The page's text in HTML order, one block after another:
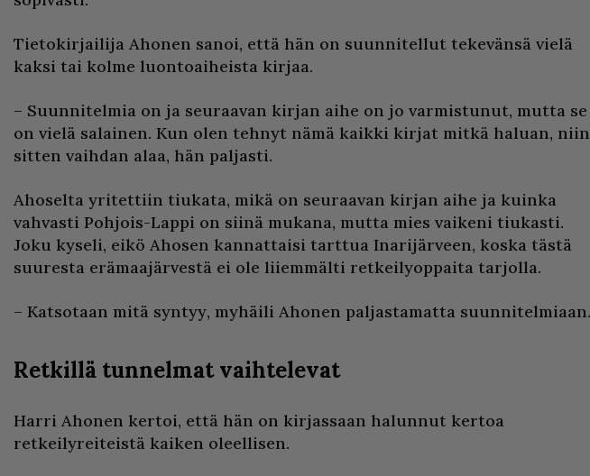
Tietokirjailija Ahonen sanoi, että hän on suunnitellut tekevänsä vielä
kaksi tai kolme luontoaiheista kirjaa.
– Suunnitelmia on ja seuraavan kirjan aihe on jo varmistunut, mutta se
on vielä salainen. Kun olen tehnyt nämä kaikki kirjat mitkä haluan, niin
sitten vaihdan alaa, hän paljasti.
Ahoselta yritettiin tiukata, mikä on seuraavan kirjan aihe ja kuinka
vahvasti Pohjois-Lappi on siinä mukana, mutta mies vaikeni tiukasti.
Joku kyseli, eikö Ahosen kannattaisi tarttua Inarijärveen, koska tästä
suuresta erämaajärvestä ei ole liiemmälti retkeilyoppaita tarjolla.
– Katsotaan mitä syntyy, myhäili Ahonen paljastamatta suunnitelmiaan.
Retkillä tunnelmat vaihtelevat
Harri Ahonen kertoi, että hän on kirjassaan halunnut kertoa
retkeilyreiteistä kaiken oleellisen.